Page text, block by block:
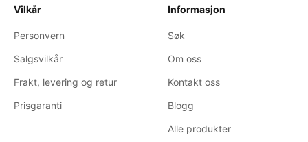
Vilkår
Personvern
Salgsvilkår
Frakt, levering og retur
Prisgaranti
Informasjon
Søk
Om oss
Kontakt oss
Blogg
Alle produkter